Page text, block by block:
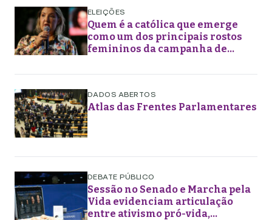
ELEIÇÕES
Quem é a católica que emerge
como um dos principais rostos
femininos da campanha de
DADOS ABERTOS
Atlas das Frentes Parlamentares
DEBATE PÚBLICO
Sessão no Senado e Marcha pela
Vida evidenciam articulação
entre ativismo pró-vida,